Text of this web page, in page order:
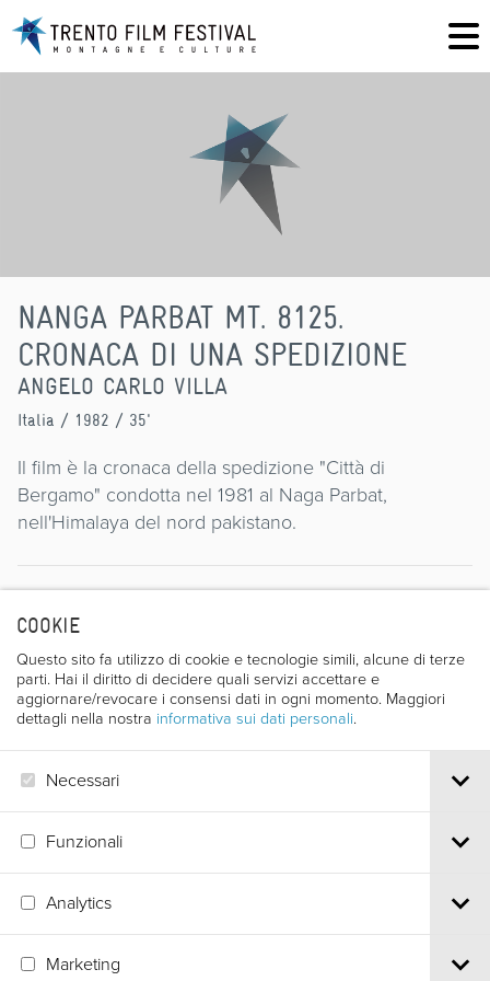
COOKIE
Questo sito fa utilizzo di cookie e tecnologie simili, alcune di terze
parti. Hai il diritto di decidere quali servizi accettare e
aggiornare/revocare i consensi dati in ogni momento. Maggiori
dettagli nella nostra informativa sui dati personali.
Necessari
Funzionali
Analytics
Marketing
NANGA PARBAT MT. 8125.
CRONACA DI UNA SPEDIZIONE
ANGELO CARLO VILLA
Italia / 1982 / 35'
Il film è la cronaca della spedizione "Città di
Bergamo" condotta nel 1981 al Naga Parbat,
nell'Himalaya del nord pakistano.
Regista
Tel.+39 0461 986120